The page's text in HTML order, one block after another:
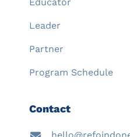
Leader
Partner
Program Schedule
Contact